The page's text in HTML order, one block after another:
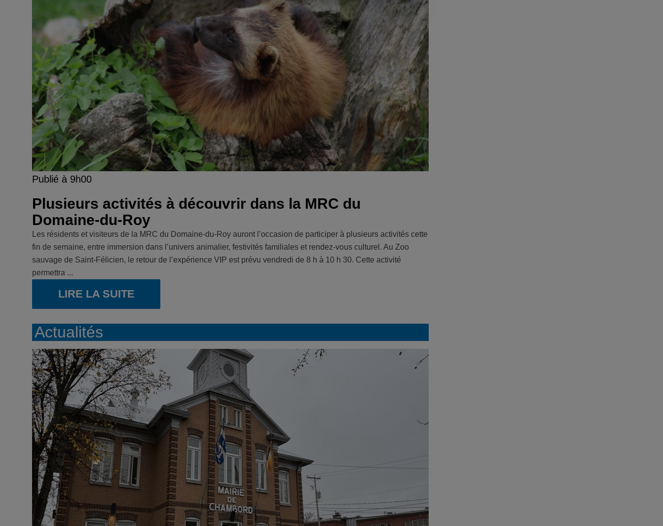
Publié à 9h00
Plusieurs activités à découvrir dans la MRC du
Domaine-du-Roy
Les résidents et visiteurs de la MRC du Domaine-du-Roy auront l’occasion de participer à plusieurs activités cette
fin de semaine, entre immersion dans l’univers animalier, festivités familiales et rendez-vous culturel. Au Zoo
sauvage de Saint-Félicien, le retour de l’expérience VIP est prévu vendredi de 8 h à 10 h 30. Cette activité
permettra ...
LIRE LA SUITE
Actualités